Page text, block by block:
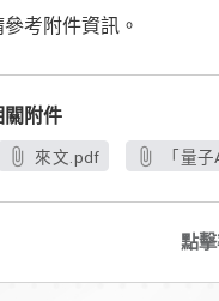
參考附件資訊。
關附件
來文.pdf 「量
點